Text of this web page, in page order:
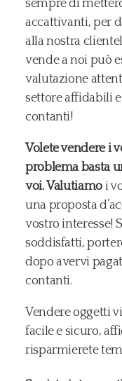
sempre di
accattivanti, per
alla nostra
vende a noi può
valutazione
settore affidabili
contanti!
Volete vendere i
problema basta
voi.Valutiamoi
una proposta
vostro interesse!
soddisfatti,
dopo avervi
contanti.
Vendere oggetti
facile e sicuro,
risparmierete